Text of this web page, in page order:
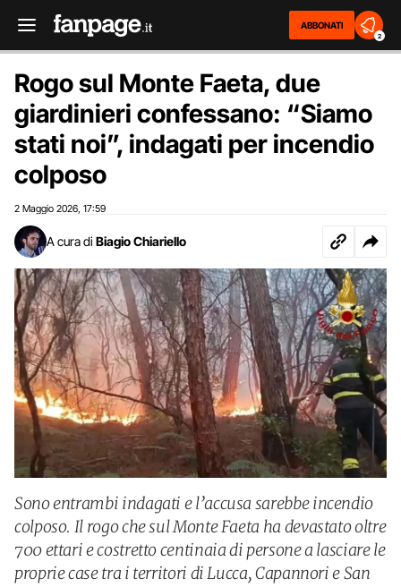
ABBONATI
2
Rogo sul Monte Faeta, due
giardinieri confessano: “Siamo
stati noi”, indagati per incendio
colposo
2 Maggio 2026 17:59
A cura di Biagio Chiariello
Sono entrambi indagati e l’accusa sarebbe incendio
colposo. Il rogo che sul Monte Faeta ha devastato oltre
700 ettari e costretto centinaia di persone a lasciare le
proprie case tra i territori di Lucca, Capannori e San